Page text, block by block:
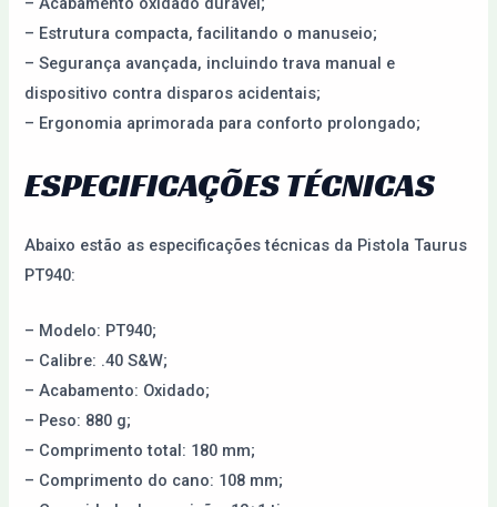
– Estrutura compacta, facilitando o manuseio;
– Segurança avançada, incluindo trava manual e
dispositivo contra disparos acidentais;
– Ergonomia aprimorada para conforto prolongado;
ESPECIFICAÇÕES TÉCNICAS
Abaixo estão as especificações técnicas da Pistola Taurus
PT940:
– Modelo: PT940;
– Calibre: .40 S&W;
– Acabamento: Oxidado;
– Peso: 880 g;
– Comprimento total: 180 mm;
– Comprimento do cano: 108 mm;